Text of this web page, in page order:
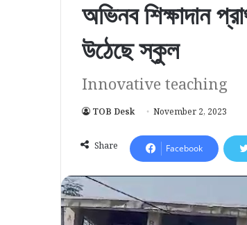
অভিনব শিক্ষাদান
উঠেছে স্কুল
Innovative teaching
TOB Desk November 2, 2023
Share Facebook